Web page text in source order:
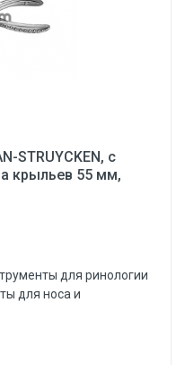
STRUYCKEN, с
крыльев 55 мм,
для ринологии
для носа и